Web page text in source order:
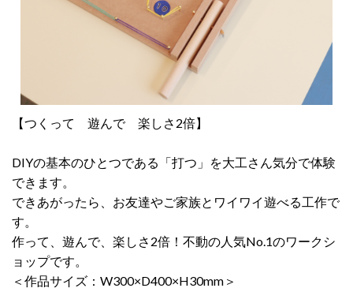
【つくって 遊んで 楽しさ2倍】
DIYの基本のひとつである「打つ」を大工さん気分で体験
できます。
できあがったら、お友達やご家族とワイワイ遊べる工作で
す。
作って、遊んで、楽しさ2倍！不動の人気No.1のワークシ
ョップです。
＜作品サイズ：W300×D400×H30mm＞